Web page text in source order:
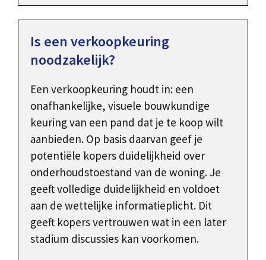
Is een verkoopkeuring
noodzakelijk?
Een verkoopkeuring houdt in: een
onafhankelijke, visuele bouwkundige
keuring van een pand dat je te koop wilt
aanbieden. Op basis daarvan geef je
potentiële kopers duidelijkheid over
onderhoudstoestand van de woning. Je
geeft volledige duidelijkheid en voldoet
aan de wettelijke informatieplicht. Dit
geeft kopers vertrouwen wat in een later
stadium discussies kan voorkomen.